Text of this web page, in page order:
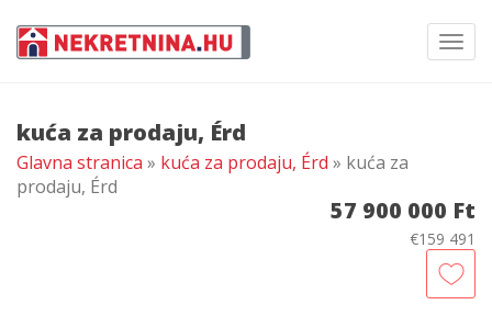
kuća za prodaju, Érd
Glavna stranica » kuća za prodaju, Érd » kuća za
prodaju, Érd
57 900 000 Ft
€159 491